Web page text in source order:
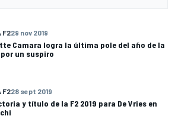
F229 nov 2019
Camara logra la última pole del año de la
por un suspiro
F228 sept 2019
y título de la F2 2019 para De Vries en